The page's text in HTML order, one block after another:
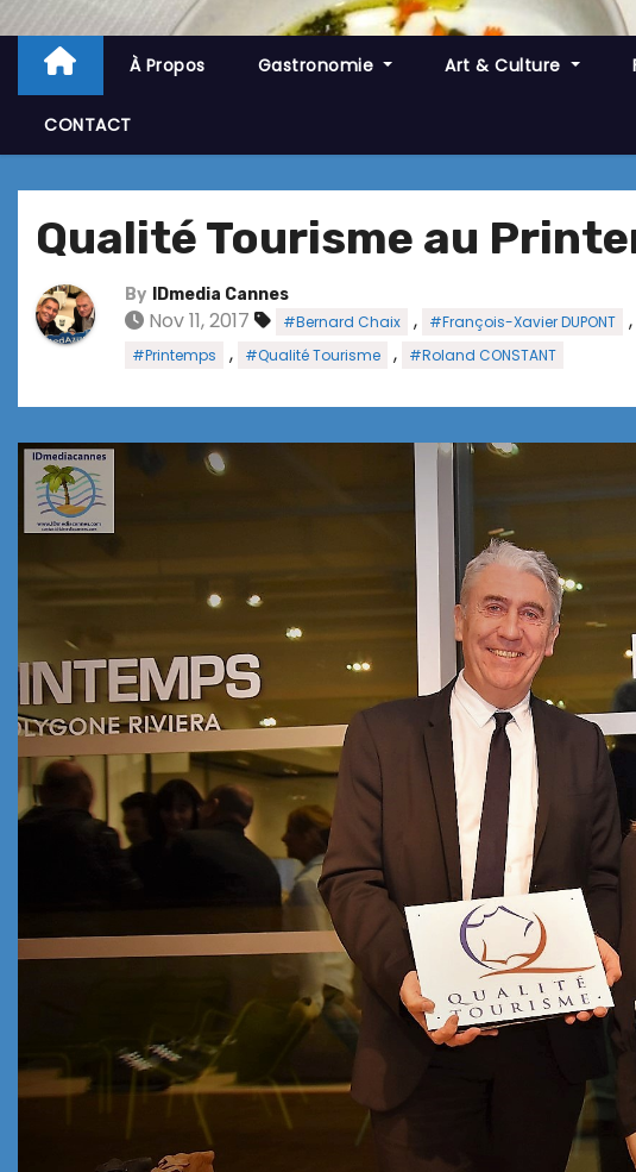
À Propos Gastronomie Art & Culture
CONTACT
Qualité Tourisme au
By IDmedia Cannes
Nov 11, 2017 #Bernard Chaix , #François-Xavier DUPONT ,
#Printemps , #Qualité Tourisme , #Roland CONSTANT